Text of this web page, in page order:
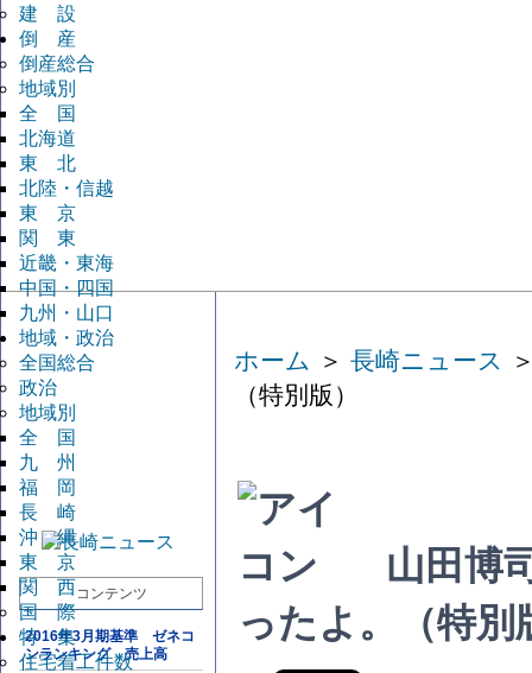
建 設
倒 産
倒産総合
地域別
全 国
北海道
東 北
北陸・信越
東 京
関 東
近畿・東海
中国・四国
九州・山口
地域・政治
全国総合
政治
地域別
全 国
九 州
福 岡
長 崎
沖 縄
東 京
関 西
国 際
特 集
住宅着工件数
コンテンツ
2016年3月期基準 ゼネコ
ンランキング 売上高
ホーム ＞ 長崎ニュース
（特別版）
山田博
ったよ。（特別